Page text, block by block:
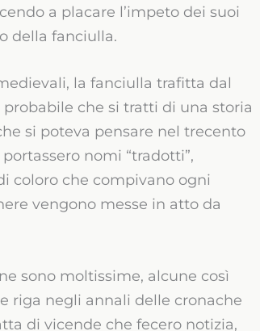
a placare l’impeto dei suoi
della fanciulla.
la fanciulla trafitta dal
probabile che si tratti di una storia
si poteva pensare nel trecento
nomi “tradotti”,
coloro che compivano ogni
vengono messe in atto da
sono moltissime, alcune così
riga negli annali delle cronache
di vicende che fecero notizia,